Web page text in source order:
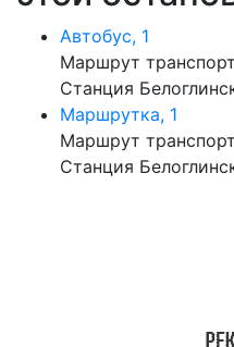
Автобус, 1
Маршрут
Станция
Маршрутка, 1
Маршрут
Станция